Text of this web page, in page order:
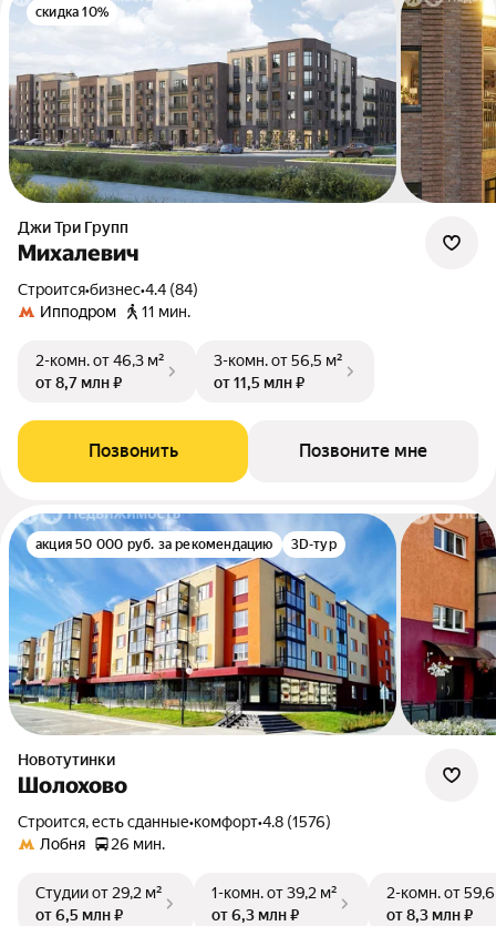
скидка 10%
Джи Три Групп
Михалевич
Строится•бизнес•4.4 (84)
Ипподром
11 мин.
2-комн.от 46,3 м²
от 8,7 млн ₽
3-комн.от 56,5 м²
от 11,5 млн ₽
Позвонить Позвоните мне
акция 50 000 руб. за рекомендацию 3D-тур
Новотутинки
Шолохово
Строится, есть сданные•комфорт•4.8 (1576)
Лобня
26 мин.
Студииот 29,2 м²
от 6,5 млн ₽
1-комн.от 39,2 м²
от 6,3 млн ₽
2-комн.от
от 8,3 млн ₽